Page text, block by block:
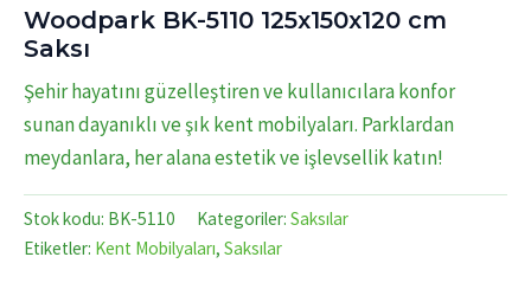
Woodpark BK-5110 125x150x120 cm
Saksı
Şehir hayatını güzelleştiren ve kullanıcılara konfor
sunan dayanıklı ve şık kent mobilyaları. Parklardan
meydanlara, her alana estetik ve işlevsellik katın!
Stok kodu: BK-5110 Kategoriler: Saksılar
Etiketler: Kent Mobilyaları, Saksılar